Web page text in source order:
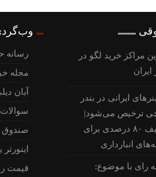
مراکز خرید لگو در
ایران
ایرانی در بندر
ترخیص می‌شود|
تخفیف ۸۰ درصدی برای
انبارداری
رای با موضوع:
رسانه
مجله
آبان
صندوق
اینورتر
قیمت